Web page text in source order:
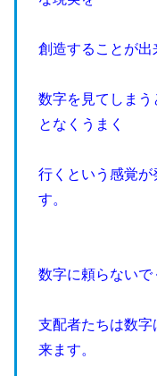
創造することが出
数字を見てしま
となくうまく
行くという感覚が
す。
数字に頼らないで
支配者たちは数字
来ます。